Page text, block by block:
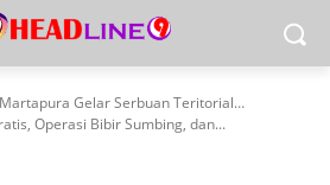
Gelar Serbuan Teritorial…
Operasi Bibir Sumbing, dan...